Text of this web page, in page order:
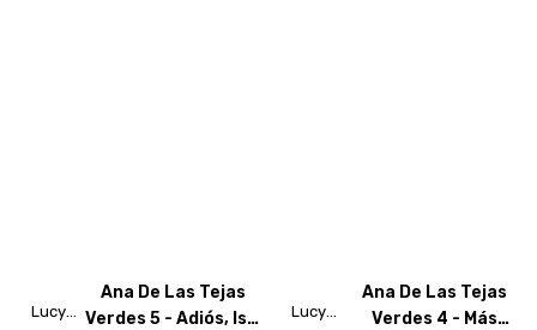
Lucy
Ana De Las Tejas
Verdes 5 - Adiós, Isla
Lucy
Ana De Las Tejas
Verdes 4 - Más